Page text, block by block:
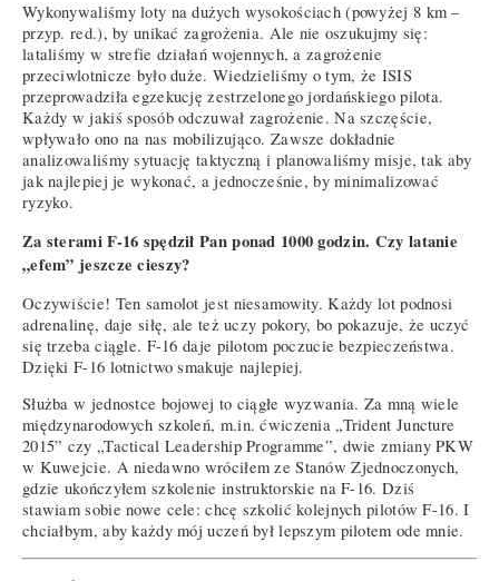
Wykonywaliśmy loty na dużych wysokościach (powyżej 8 km –
przyp. red.), by unikać zagrożenia. Ale nie oszukujmy się:
lataliśmy w strefie działań wojennych, a zagrożenie
przeciwlotnicze było duże. Wiedzieliśmy o tym, że ISIS
przeprowadziła egzekucję zestrzelonego jordańskiego pilota.
Każdy w jakiś sposób odczuwał zagrożenie. Na szczęście,
wpływało ono na nas mobilizująco. Zawsze dokładnie
analizowaliśmy sytuację taktyczną i planowaliśmy misje, tak aby
jak najlepiej je wykonać, a jednocześnie, by minimalizować
ryzyko.
Za sterami F-16 spędził Pan ponad 1000 godzin. Czy latanie
„efem” jeszcze cieszy?
Oczywiście! Ten samolot jest niesamowity. Każdy lot podnosi
adrenalinę, daje siłę, ale też uczy pokory, bo pokazuje, że uczyć
się trzeba ciągle. F-16 daje pilotom poczucie bezpieczeństwa.
Dzięki F-16 lotnictwo smakuje najlepiej.
Służba w jednostce bojowej to ciągłe wyzwania. Za mną wiele
międzynarodowych szkoleń, m.in. ćwiczenia „Trident Juncture
2015” czy „Tactical Leadership Programme”, dwie zmiany PKW
w Kuwejcie. A niedawno wróciłem ze Stanów Zjednoczonych,
gdzie ukończyłem szkolenie instruktorskie na F-16. Dziś
stawiam sobie nowe cele: chcę szkolić kolejnych pilotów F-16. I
chciałbym, aby każdy mój uczeń był lepszym pilotem ode mnie.